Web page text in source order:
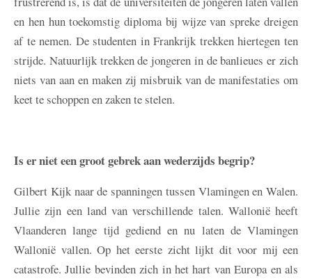
en hen hun toekomstig diploma bij wijze van spreke dreigen
af te nemen. De studenten in Frankrijk trekken hiertegen ten
strijde. Natuurlijk trekken de jongeren in de banlieues er zich
niets van aan en maken zij misbruik van de manifestaties om
keet te schoppen en zaken te stelen.
Is er niet een groot gebrek aan wederzijds begrip?
Gilbert Kijk naar de spanningen tussen Vlamingen en Walen.
Jullie zijn een land van verschillende talen. Wallonië heeft
Vlaanderen lange tijd gediend en nu laten de Vlamingen
Wallonië vallen. Op het eerste zicht lijkt dit voor mij een
catastrofe. Jullie bevinden zich in het hart van Europa en als